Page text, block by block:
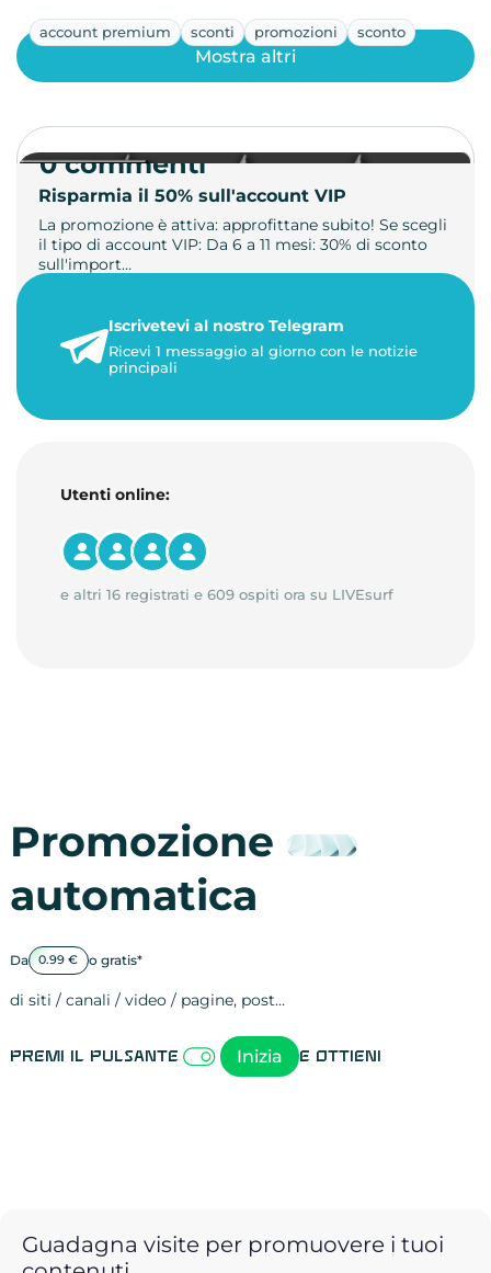
account premium sconti promozioni sconto
Risparmia il 50% sull'account VIP
La promozione è attiva: approfittane subito! Se scegli
il tipo di account VIP: Da 6 a 11 mesi: 30% di sconto
sull'import…
1 minuto di lettura
Mostra altri
0 commenti
Iscrivetevi al nostro Telegram
Ricevi 1 messaggio al giorno con le notizie
principali
Utenti online:
e altri 16 registrati e 609 ospiti ora su LIVEsurf
Promozione
automatica
Da 0.99 € o gratis*
di siti / canali / video / pagine, post…
Premi il pulsante Inizia e ottieni
Guadagna visite per promuovere i tuoi